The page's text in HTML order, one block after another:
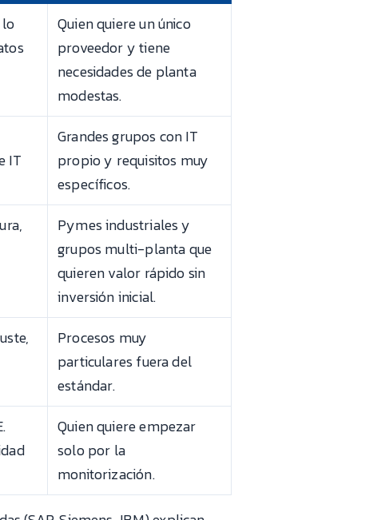
Quien quiere un único
proveedor y tiene
necesidades de planta
modestas.
IT
Grandes grupos con IT
propio y requisitos muy
específicos.
Pymes industriales y
grupos multi-planta que
quieren valor rápido sin
inversión inicial.
Procesos muy
particulares fuera del
estándar.
Quien quiere empezar
solo por la
monitorización.